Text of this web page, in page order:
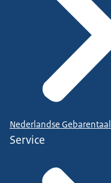
Nederlandse Gebarentaal
Service